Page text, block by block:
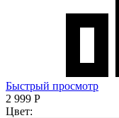
Быстрый просмотр
2 999 Р
Цвет: